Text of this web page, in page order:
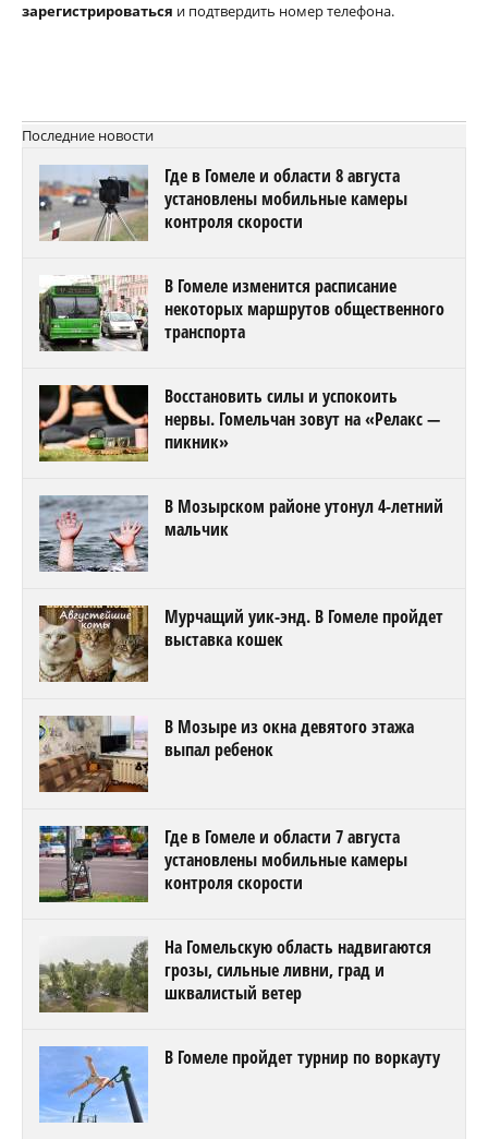
зарегистрироваться и подтвердить номер телефона.
Последние новости
Где в Гомеле и области 8 августа
установлены мобильные камеры
контроля скорости
В Гомеле изменится расписание
некоторых маршрутов общественного
транспорта
Восстановить силы и успокоить
нервы. Гомельчан зовут на «Релакс —
пикник»
В Мозырском районе утонул 4-летний
мальчик
Мурчащий уик-энд. В Гомеле пройдет
выставка кошек
В Мозыре из окна девятого этажа
выпал ребенок
Где в Гомеле и области 7 августа
установлены мобильные камеры
контроля скорости
На Гомельскую область надвигаются
грозы, сильные ливни, град и
шквалистый ветер
В Гомеле пройдет турнир по воркауту